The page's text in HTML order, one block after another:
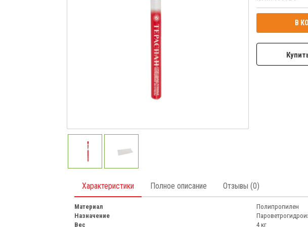
В
Характеристики Полное описание Отзывы (0)
Материал
Полипропилен
Назначение
Вес
4 кг